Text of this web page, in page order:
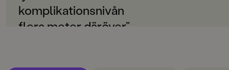
INLÄSARE
Jujja Wieslander
komplikationsnivån
flera meter däröver.”